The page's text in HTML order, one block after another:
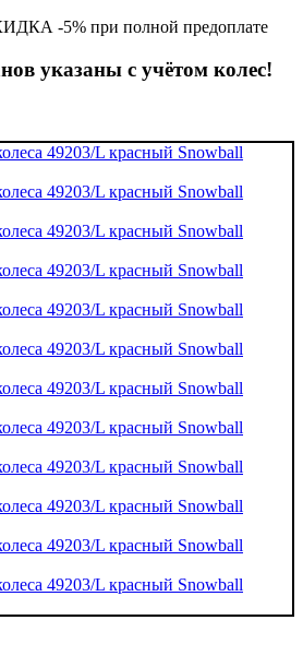
-5% при полной предоплате
указаны с учётом колес!